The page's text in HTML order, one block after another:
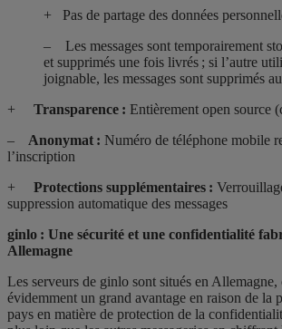
+ Pas de partage des données
– Les messages sont temporairement
et supprimés une fois livrés ; si l’autre
joignable, les messages sont supprimés
+ Transparence : Entièrement open source
–
Anonymat : Numéro de téléphone mobile
l’inscription
+ Protections supplémentaires :
suppression automatique des messages
ginlo : Une sécurité et une confidentialité
Allemagne
Les serveurs de ginlo sont situés en Allemagne,
évidemment un grand avantage en raison de la
pays en matière de protection de la